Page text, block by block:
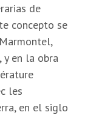
de
concepto se
en la obra
les
en el siglo